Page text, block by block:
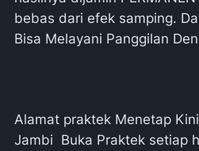
bebas dari efek samping.
Bisa Melayani Panggilan
Alamat praktek Menetap
Jambi Buka Praktek setiap